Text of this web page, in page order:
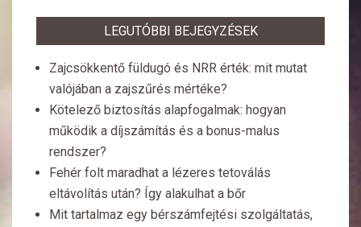
LEGUTÓBBI BEJEGYZÉSEK
Zajcsökkentő füldugó és NRR érték: mit mutat
valójában a zajszűrés mértéke?
Kötelező biztosítás alapfogalmak: hogyan
működik a díjszámítás és a bonus-malus
rendszer?
Fehér folt maradhat a lézeres tetoválás
eltávolítás után? Így alakulhat a bőr
Mit tartalmaz egy bérszámfejtési szolgáltatás,